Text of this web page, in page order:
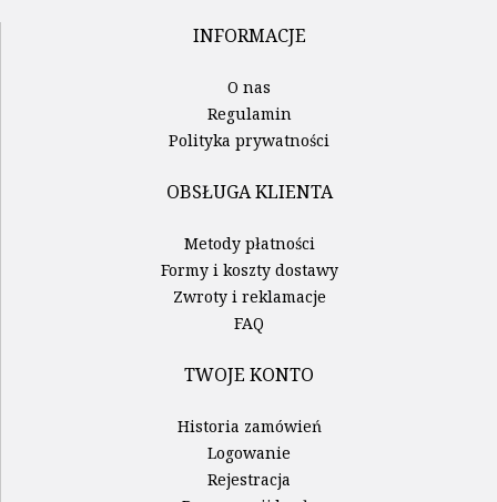
INFORMACJE
O nas
Regulamin
Polityka prywatności
OBSŁUGA KLIENTA
Metody płatności
Formy i koszty dostawy
Zwroty i reklamacje
FAQ
TWOJE KONTO
Historia zamówień
Logowanie
Rejestracja